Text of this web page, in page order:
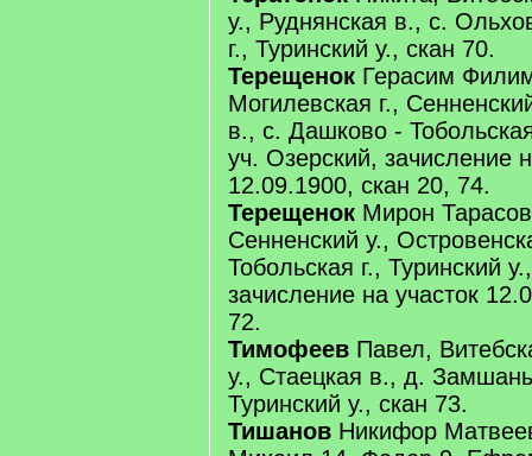
у., Руднянская в., с.
г., Туринский у., скан 70.
Терещенок Герасим
Могилевская г.,
в., с. Дашково -
уч. Озерский, зачисление
12.09.1900, скан 20, 74.
Терещенок Мирон
Сенненский у.,
Тобольская г., Туринский
зачисление на участок
72.
Тимофеев Павел,
у., Стаецкая в., д.
Туринский у., скан 73.
Тишанов Никифор